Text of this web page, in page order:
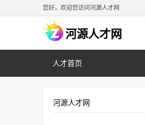
您好，欢迎您访问河源人才网
河源人才网
人才首页
河源人才网